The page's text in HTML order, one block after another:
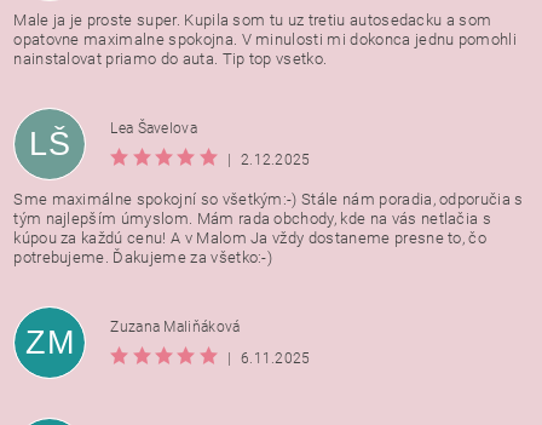
Male ja je proste super. Kupila som tu uz tretiu autosedacku a som
opatovne maximalne spokojna. V minulosti mi dokonca jednu pomohli
nainstalovat priamo do auta. Tip top vsetko.
LŠ
Lea Šavelova
2.12.2025
Sme maximálne spokojní so všetkým:-) Stále nám poradia, odporučia s
tým najlepším úmyslom. Mám rada obchody, kde na vás netlačia s
kúpou za každú cenu! A v Malom Ja vždy dostaneme presne to, čo
potrebujeme. Ďakujeme za všetko:-)
ZM
Zuzana Maliňáková
6.11.2025